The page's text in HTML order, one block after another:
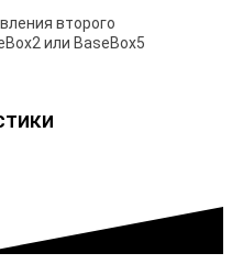
второго
или BaseBox5